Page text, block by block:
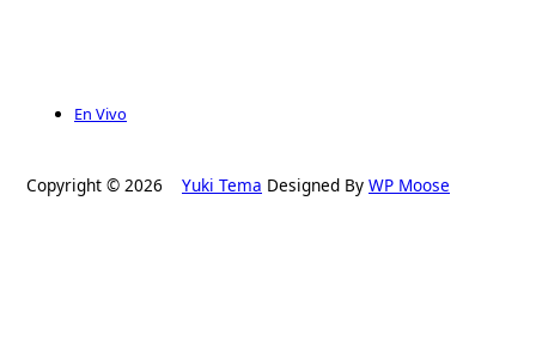
En Vivo
Copyright © 2026 Yuki Tema Designed By WP Moose